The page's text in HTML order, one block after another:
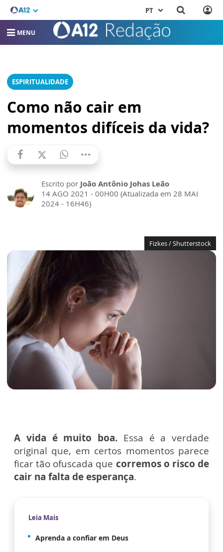
PT
MENU
ESPIRITUALIDADE
Como não cair em
momentos difíceis da vida?
Escrito por João Antônio Johas Leão
14 AGO 2021 - 00H00 (Atualizada em 28 MAI
2024 - 16H46)
Fizkes / Shutterstock
A vida é muito boa. Essa é a verdade
original que, em certos momentos parece
ficar tão ofuscada que corremos o risco de
cair na falta de esperança.
Leia Mais
Aprenda a confiar em Deus